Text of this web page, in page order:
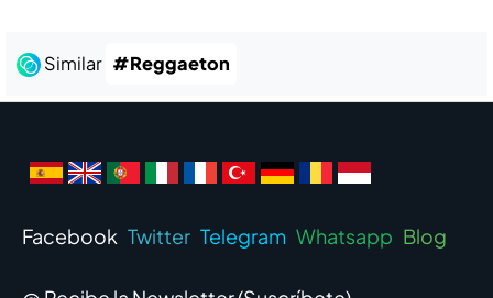
Similar #Reggaeton
Facebook Twitter Telegram Whatsapp Blog